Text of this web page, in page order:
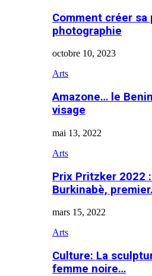
Comment créer
photographie
octobre 10, 2023
Arts
Amazone… le
visage
mai 13, 2022
Arts
Prix Pritzker 2022
Burkinabè,
mars 15, 2022
Arts
Culture: La
femme noire…